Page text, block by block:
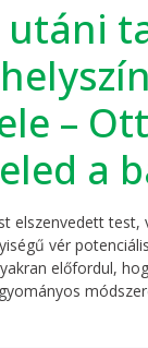
– Ott
a
elszenvedett test,
vér
előfordul,